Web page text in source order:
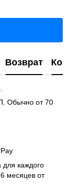
Возврат
Обычно от 70
для каждого
месяцев от